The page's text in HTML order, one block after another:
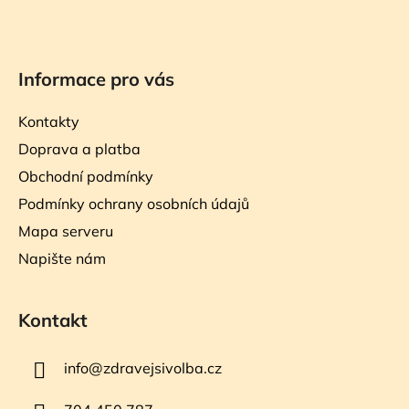
Informace pro vás
Kontakty
Doprava a platba
Obchodní podmínky
Podmínky ochrany osobních údajů
Mapa serveru
Napište nám
Kontakt
info@zdravejsivolba.cz